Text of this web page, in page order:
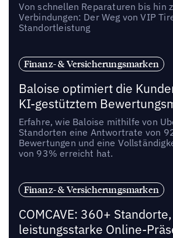
Von schnellen Reparaturen bis hin
Verbindungen: Der Weg von VIP
Standortleistung
Finanz- & Versicherungsmarken
Baloise optimiert die
KI-gestütztem
Erfahre, wie Baloise mithilfe von
Standorten eine Antwortrate von
Bewertungen und eine
von 93% erreicht hat.
Finanz- & Versicherungsmarken
COMCAVE: 360+
leistungsstarke Online-